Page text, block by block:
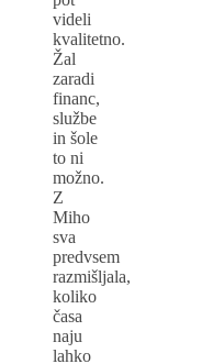
videli
kvalitetno.
Žal
zaradi
financ,
službe
in šole
to ni
možno.
Z
Miho
sva
predvsem
razmišljala,
koliko
časa
naju
lahko